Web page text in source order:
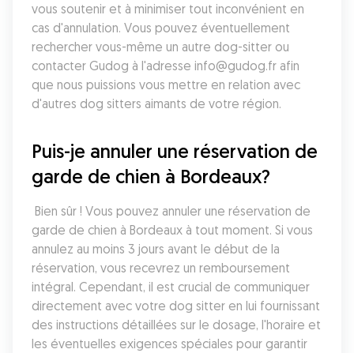
vous soutenir et à minimiser tout inconvénient en
cas d'annulation. Vous pouvez éventuellement
rechercher vous-même un autre dog-sitter ou
contacter Gudog à l'adresse info@gudog.fr afin
que nous puissions vous mettre en relation avec
d'autres dog sitters aimants de votre région.
Puis-je annuler une réservation de
garde de chien à Bordeaux?
garde de chien à Bordeaux à tout moment. Si vous
annulez au moins 3 jours avant le début de la
réservation, vous recevrez un remboursement
intégral. Cependant, il est crucial de communiquer
directement avec votre dog sitter en lui fournissant
des instructions détaillées sur le dosage, l'horaire et
les éventuelles exigences spéciales pour garantir